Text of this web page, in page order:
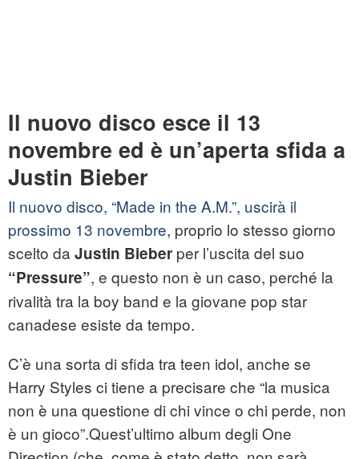
Il nuovo disco esce il 13
novembre ed è un’aperta sfida a
Justin Bieber
Il nuovo disco, “Made in the A.M.”, uscirà il
prossimo 13 novembre, proprio lo stesso giorno
scelto da Justin Bieber per l’uscita del suo
“Pressure”, e questo non è un caso, perché la
rivalità tra la boy band e la giovane pop star
canadese esiste da tempo.
C’è una sorta di sfida tra teen idol, anche se
Harry Styles ci tiene a precisare che “la musica
non è una questione di chi vince o chi perde, non
è un gioco”.Quest’ultimo album degli One